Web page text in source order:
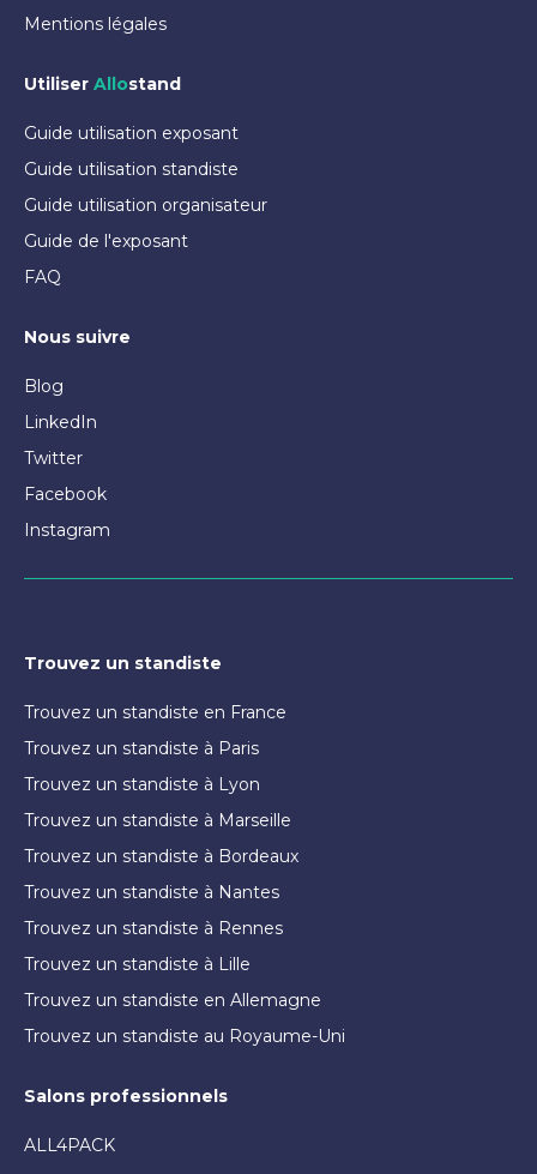
Mentions légales
Utiliser Allostand
Guide utilisation exposant
Guide utilisation standiste
Guide utilisation organisateur
Guide de l'exposant
FAQ
Nous suivre
Blog
LinkedIn
Twitter
Facebook
Instagram
Trouvez un standiste
Trouvez un standiste en France
Trouvez un standiste à Paris
Trouvez un standiste à Lyon
Trouvez un standiste à Marseille
Trouvez un standiste à Bordeaux
Trouvez un standiste à Nantes
Trouvez un standiste à Rennes
Trouvez un standiste à Lille
Trouvez un standiste en Allemagne
Trouvez un standiste au Royaume-Uni
Salons professionnels
ALL4PACK